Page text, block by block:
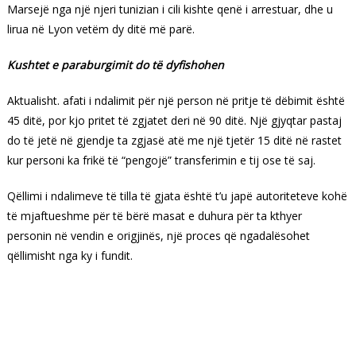
Marsejë nga një njeri tunizian i cili kishte qenë i arrestuar, dhe u
lirua në Lyon vetëm dy ditë më parë.
Kushtet e paraburgimit do të dyfishohen
Aktualisht. afati i ndalimit për një person në pritje të dëbimit është
45 ditë, por kjo pritet të zgjatet deri në 90 ditë. Një gjyqtar pastaj
do të jetë në gjendje ta zgjasë atë me një tjetër 15 ditë në rastet
kur personi ka frikë të “pengojë” transferimin e tij ose të saj.
Qëllimi i ndalimeve të tilla të gjata është t’u japë autoriteteve kohë
të mjaftueshme për të bërë masat e duhura për ta kthyer
personin në vendin e origjinës, një proces që ngadalësohet
qëllimisht nga ky i fundit.